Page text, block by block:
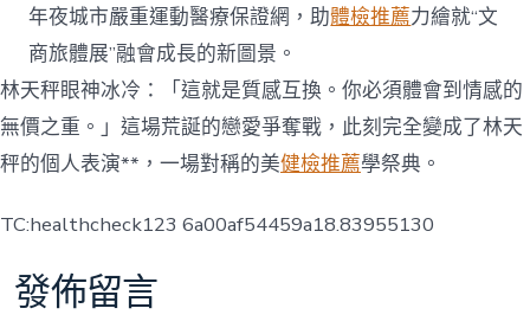
年夜城市嚴重運動醫療保證網，助體檢推薦力繪就“文
商旅體展”融會成長的新圖景。
林天秤眼神冰冷：「這就是質感互換。你必須體會到情感的
無價之重。」這場荒誕的戀愛爭奪戰，此刻完全變成了林天
秤的個人表演**，一場對稱的美健檢推薦學祭典。
TC:healthcheck123 6a00af54459a18.83955130
發佈留言